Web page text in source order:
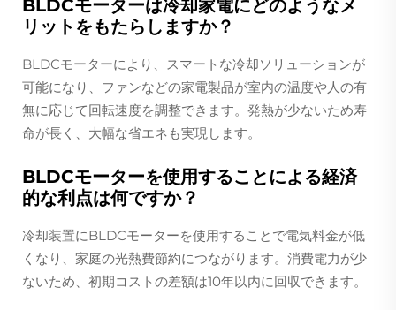
BLDCモーターは冷却家電にどのようなメ
リットをもたらしますか？
BLDCモーターにより、スマートな冷却ソリューションが
可能になり、ファンなどの家電製品が室内の温度や人の有
無に応じて回転速度を調整できます。発熱が少ないため寿
命が長く、大幅な省エネも実現します。
BLDCモーターを使用することによる経済
的な利点は何ですか？
冷却装置にBLDCモーターを使用することで電気料金が低
くなり、家庭の光熱費節約につながります。消費電力が少
ないため、初期コストの差額は10年以内に回収できます。